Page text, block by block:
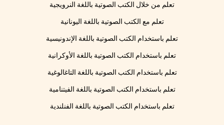
تعلم من خلال الكتب الصوتية باللغة النرويجية
تعلم مع الكتب الصوتية باللغة اليونانية
تعلم باستخدام الكتب الصوتية باللغة الإندونيسية
تعلم باستخدام الكتب الصوتية باللغة الأوكرانية
تعلم باستخدام الكتب الصوتية باللغة التاغالوغية
تعلم باستخدام الكتب الصوتية باللغة الفيتنامية
تعلم باستخدام الكتب الصوتية باللغة الفنلندية